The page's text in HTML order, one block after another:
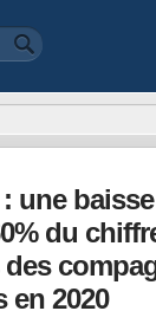
de
une
du
en 2020